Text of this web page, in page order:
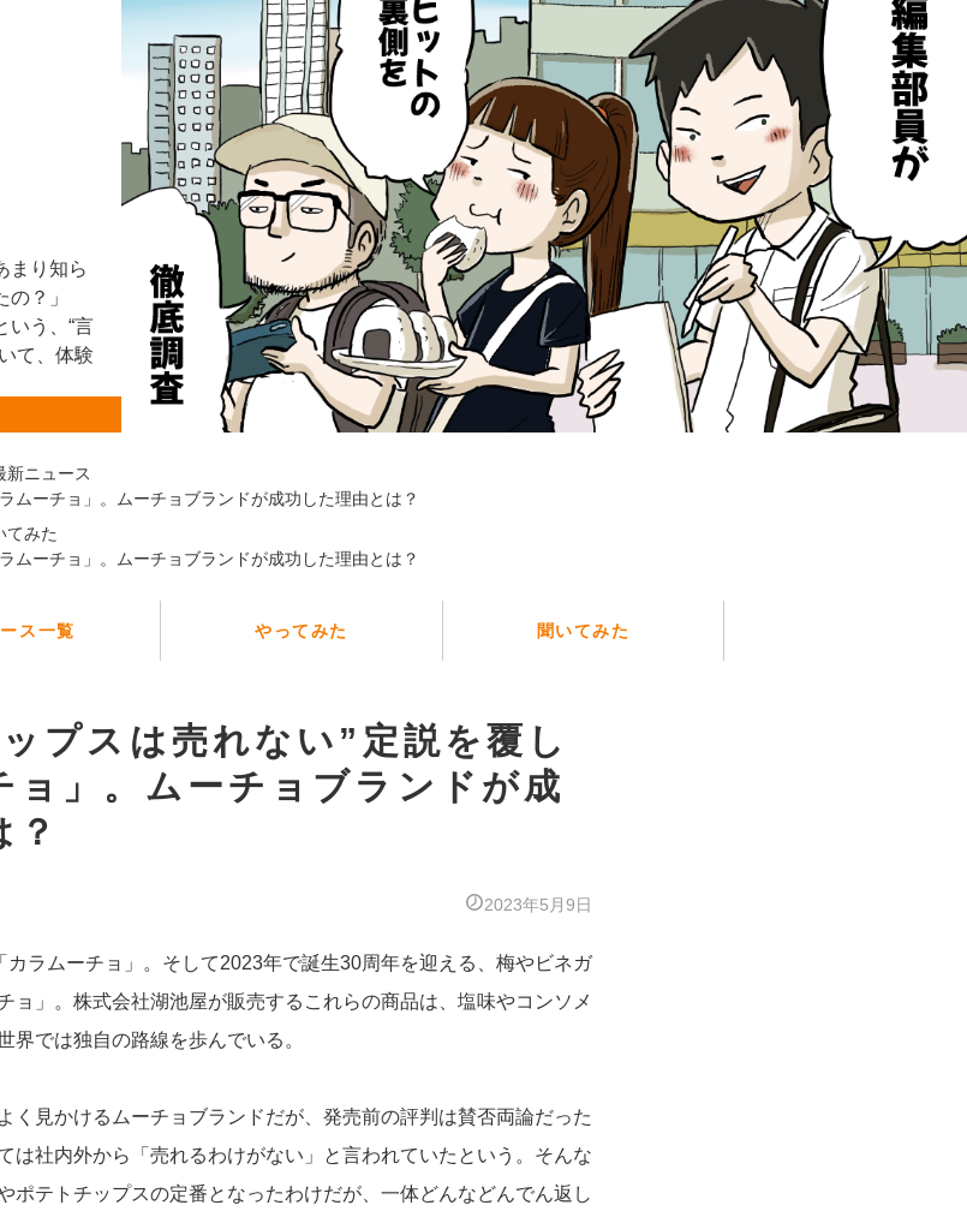
まり知ら
？」
いう、“言
て、体験
新ニュース
ムーチョ」。ムーチョブランドが成功した理由とは？
てみた
ムーチョ」。ムーチョブランドが成功した理由とは？
ス一覧 やってみた 聞いてみた
プスは売れない”定説を覆し
ョ」。ムーチョブランドが成
？
2023年5月9日
カラムーチョ」。そして2023年で誕生30周年を迎える、梅やビネガ
ョ」。株式会社湖池屋が販売するこれらの商品は、塩味やコンソメ
界では独自の路線を歩んでいる。
く見かけるムーチョブランドだが、発売前の評判は賛否両論だった
は社内外から「売れるわけがない」と言われていたという。そんな
ポテトチップスの定番となったわけだが、一体どんなどんでん返し